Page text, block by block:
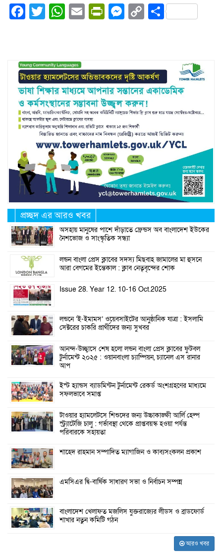
Facebook
Twitter
WhatsApp
EmailPrintFriendly
Messenger
CopyShare
প্রচ্ছদ এর আরও খবর
অসহায় মানুষের পাশে দাঁড়াতে ফ্রেন্ডস অব বাংলাদেশ ইউকের
নৈশভোজ ও সাংস্কৃতিক সন্ধ্যা
লন্ডন বাংলা প্রেস ক্লাবের সদস্য মিছবাহ জামালের মা হুসনে
আরা বেগমের ইন্তেকাল : ক্লাব নেতৃবৃন্দের শোক
Issue 28. Year 12. 10-16 Oct.2025
লন্ডনে ‘ই-ইমামস’ ওয়েবসাইটের আনুষ্ঠানিক যাত্রা : ইসলামি
সেক্টরের চাকরি প্রার্থীদের জন্য সুখবর
আনন্দ-উচ্ছ্বাসে শেষ হলো লন্ডন বাংলা প্রেস ক্লাবের ফুটবল
টুর্নামেন্ট ২০২৫ : ওয়ানবাংলা চ্যাম্পিয়ন, চ্যানেল এস রানার
আপ
ইস্ট হ্যান্ডস ব্যাডমিন্টন টুর্নামেন্ট রেকর্ড অংশগ্রহণের মাধ্যমে
সফলভাবে সমাপ্ত
টাওয়ার হ্যামলেটসে শিশুদের জন্য উচ্চাকাঙ্ক্ষী আর্লি হেল্প
স্ট্র্যাটেজি চালু : গর্ভাবস্থা থেকে প্রাপ্তবয়স্ক হওয়া পর্যন্ত
পরিবারকে সহায়তা
শাহেদ রাহমান সম্পাদিত ম্যাগাজিন ও কাব্যসংকলন প্রকাশ
এমসিএর দ্বি-বার্ষিক সাধারণ সভা ও নির্বাচন সম্পন্ন
বাংলাদেশ খেলাফত মজলিস যুক্তরাজ্যের লীডস ও ব্রাডফোর্ড
শাখার নতুন কমিটি গঠন
আরও খবর